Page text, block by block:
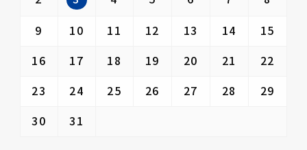
9
10 11 12 13 14
15
16
17 18 19 20 21
22
23
24 25 26 27 28
29
30
31